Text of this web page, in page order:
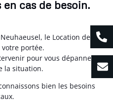
cas de besoin.
le Location de
portée.
pour vous dépanner,
la situation.
bien les besoins